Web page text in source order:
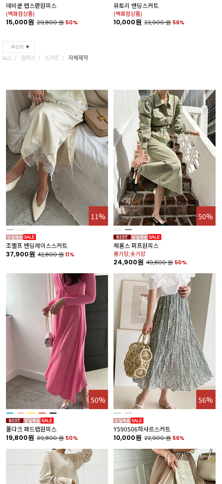
데비쿤 랩스판원피스
(백화점상품)
15,000원 29,800원 50%
뮤토리 밴딩스커트
(백화점상품)
10,000원 22,900원 56%
최신순
ALL 원피스 스커트 자체제작
11%
조멜프 밴딩레이스스커트
37,900원 42,800원11%
50%
제롬스 퍼프원피스
롱기장,숏기장
24,900원 49,800원 50%
50%
폴다크 패드랩원피스
19,800원 39,800원 50%
56%
Y590506하샤르스커트
10,000원 22,900원 56%